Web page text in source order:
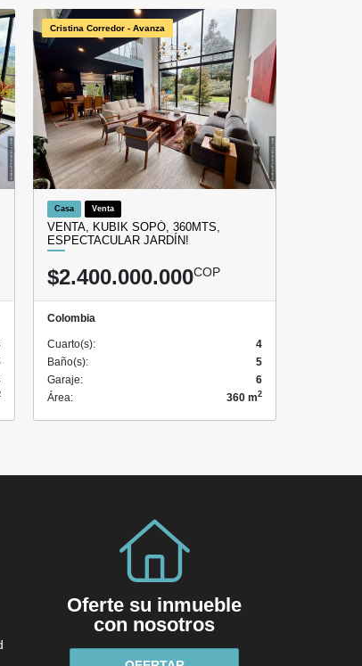
Cristina Corredor - Avanza
Casa Venta
VENTA, KUBIK SOPÓ, 360MTS,
ESPECTACULAR JARDÍN!
$2.400.000.000COP
Colombia
Cuarto(s):
4
Baño(s):
5
Garaje:
6
Área:
360 m2
Oferte su inmueble
con nosotros